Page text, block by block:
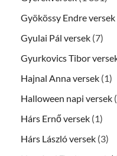
Gyökössy Endre versek
Gyulai Pál versek (7)
Gyurkovics Tibor
Hajnal Anna versek (1)
Halloween napi versek
Hárs Ernő versek (1)
Hárs László versek (3)